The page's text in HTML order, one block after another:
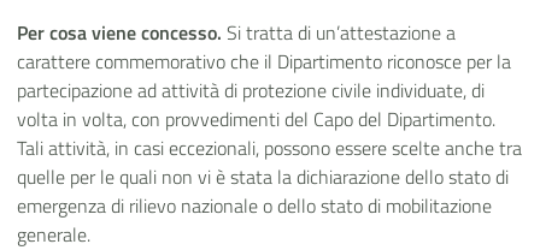
Per cosa viene concesso. Si tratta di un’attestazione a
carattere commemorativo che il Dipartimento riconosce per la
partecipazione ad attività di protezione civile individuate, di
volta in volta, con provvedimenti del Capo del Dipartimento.
Tali attività, in casi eccezionali, possono essere scelte anche tra
quelle per le quali non vi è stata la dichiarazione dello stato di
emergenza di rilievo nazionale o dello stato di mobilitazione
generale.